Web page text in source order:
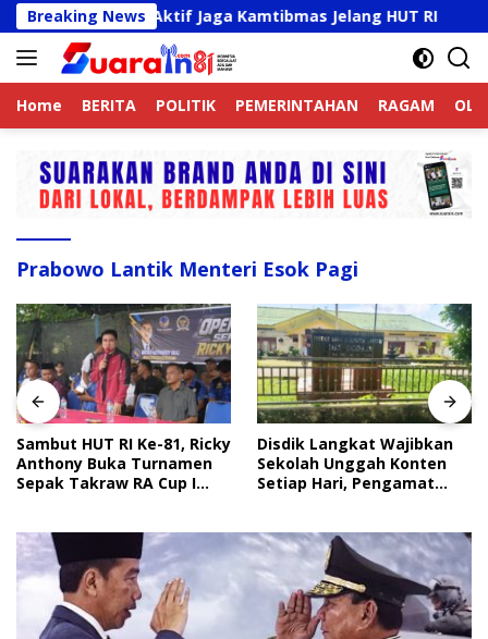
Langsung
ke
konten
Breaking News
Online Aktif Jaga Kamtibmas Jelang HUT RI
Home BERITA POLITIK PEMERINTAHAN RAGAM
Prabowo Lantik Menteri Esok Pagi
Sambut HUT RI Ke-81, Ricky
Anthony Buka Turnamen
Sepak Takraw RA Cup I
Disdik Langkat Wajibkan
Sekolah Unggah Konten
Setiap Hari, Pengamat